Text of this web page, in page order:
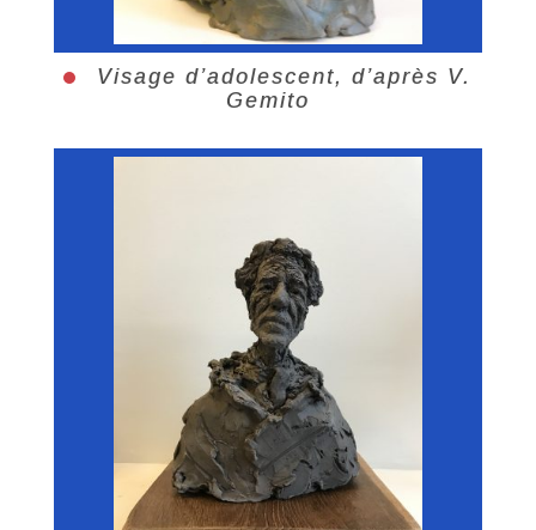
Visage d’adolescent, d’après V.
Gemito